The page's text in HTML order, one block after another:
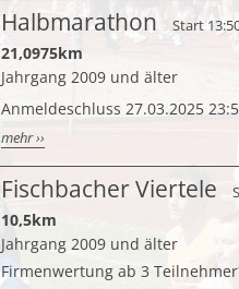
Halbmarathon Start
21,0975km
Jahrgang 2009 und älter
Anmeldeschluss 27.03.2025
mehr ››
Fischbacher Viertele
10,5km
Jahrgang 2009 und älter
Firmenwertung ab 3